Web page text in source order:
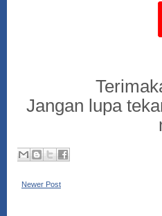
Jangan lupa
Newer Post